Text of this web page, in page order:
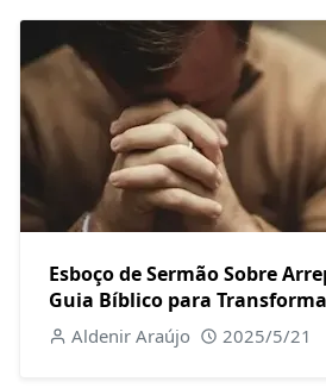
Esboço de Sermão Sobre
Guia Bíblico para
Aldenir Araújo 2025/5/21